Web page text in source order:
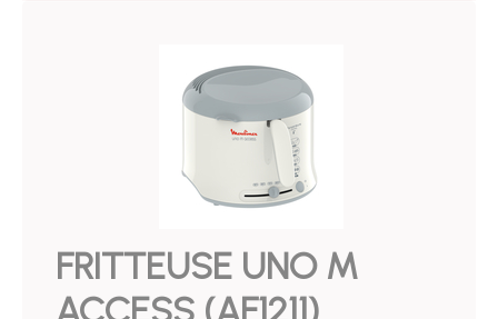
FRITTEUSE UNO M
ACCESS (AF1211)